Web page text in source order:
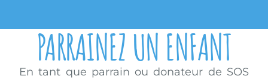
PARRAINEZ UN ENFANT
En tant que parrain ou donateur de SOS